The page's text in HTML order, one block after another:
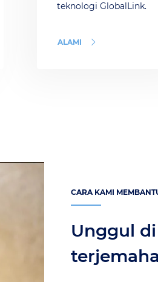
teknologi GlobalLink.
ALAMI
CARA KAMI
Unggul